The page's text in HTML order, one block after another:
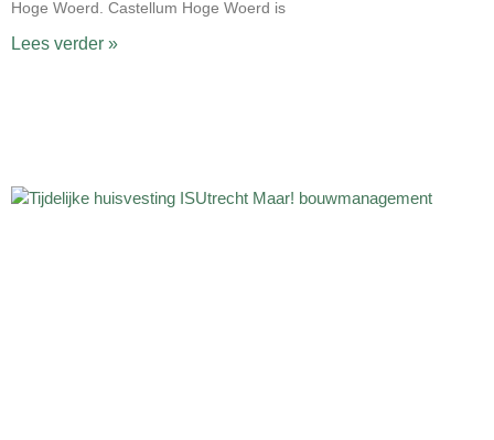
Hoge Woerd. Castellum Hoge Woerd is
Lees verder »